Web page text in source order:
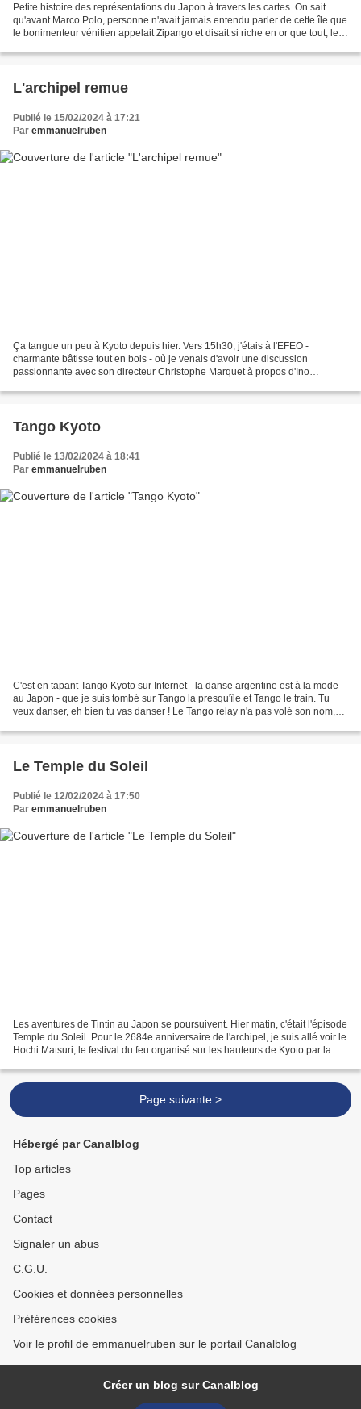
Petite histoire des représentations du Japon à travers les cartes. On sait
qu'avant Marco Polo, personne n'avait jamais entendu parler de cette île que
le bonimenteur vénitien appelait Zipango et disait si riche en or que tout, les
L'archipel remue
Publié le 15/02/2024 à 17:21
Par emmanuelruben
Ça tangue un peu à Kyoto depuis hier. Vers 15h30, j'étais à l'EFEO -
charmante bâtisse tout en bois - où je venais d'avoir une discussion
passionnante avec son directeur Christophe Marquet à propos d'Ino
Tango Kyoto
Publié le 13/02/2024 à 18:41
Par emmanuelruben
C'est en tapant Tango Kyoto sur Internet - la danse argentine est à la mode
au Japon - que je suis tombé sur Tango la presqu'île et Tango le train. Tu
veux danser, eh bien tu vas danser ! Le Tango relay n'a pas volé son nom,
Le Temple du Soleil
Publié le 12/02/2024 à 17:50
Par emmanuelruben
Les aventures de Tintin au Japon se poursuivent. Hier matin, c'était l'épisode
Temple du Soleil. Pour le 2684e anniversaire de l'archipel, je suis allé voir le
Hochi Matsuri, le festival du feu organisé sur les hauteurs de Kyoto par la
Page suivante >
Hébergé par Canalblog
Top articles
Pages
Contact
Signaler un abus
C.G.U.
Cookies et données personnelles
Préférences cookies
Voir le profil de emmanuelruben sur le portail Canalblog
Créer un blog sur Canalblog